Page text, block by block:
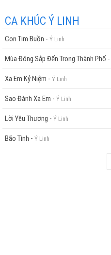
CA KHÚC Ý LINH
Con Tim Buồn - Ý Linh
Mùa Đông Sắp Đến Trong Thành Phố -
Xa Em Kỷ Niệm - Ý Linh
Sao Đành Xa Em - Ý Linh
Lời Yêu Thương - Ý Linh
Bão Tình - Ý Linh